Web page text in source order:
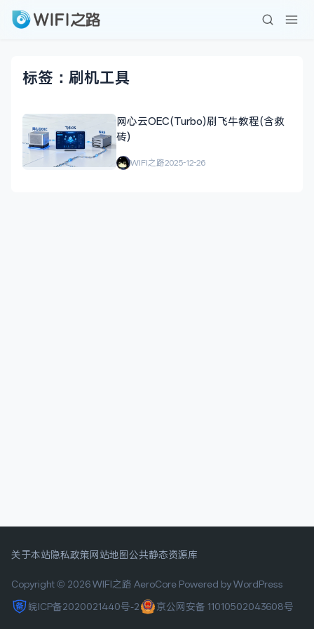
标签：刷机工具
网心云OEC(Turbo)刷飞牛教程(含救
砖)
WIFI之路2025-12-26
关于本站隐私政策网站地图 公共静态资源库
Copyright © 2026 WIFI之路 AeroCore Powered by WordPress
皖ICP备2020021440号-2
京公网安备 11010502043608号